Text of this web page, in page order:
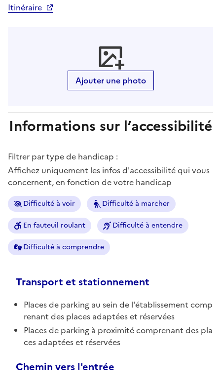
Itinéraire
Ajouter une photo
Informations sur l’accessibilité
Filtrer par type de handicap :
Affichez uniquement les infos d'accessibilité qui vous
concernent, en fonction de votre handicap
Difficulté à voir Difficulté à marcher
En fauteuil roulant Difficulté à entendre
Difficulté à comprendre
Transport et stationnement
Places de parking au sein de l'établissement comp
renant des places adaptées et réservées
Places de parking à proximité comprenant des pla
ces adaptées et réservées
Chemin vers l'entrée